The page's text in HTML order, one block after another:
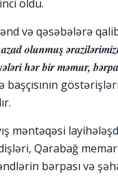
oldu.
və qəsəbələrə
olunmuş
hər bir məmur,
başçısının
məntəqəsi
Qarabağ
bərpası və